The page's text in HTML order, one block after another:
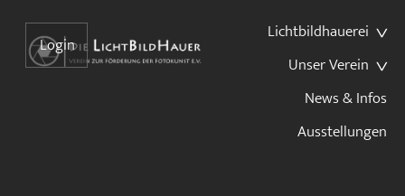
Lichtbildhauerei
Unser Verein
News & Infos
Ausstellungen
Login